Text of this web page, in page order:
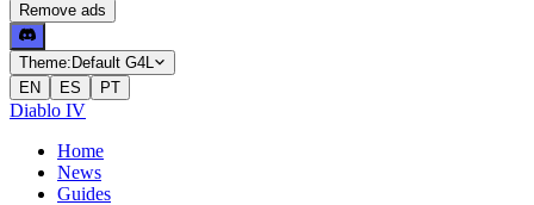
Remove ads
Theme: Default G4L
EN
ES PT
Diablo IV
Home
News
Guides